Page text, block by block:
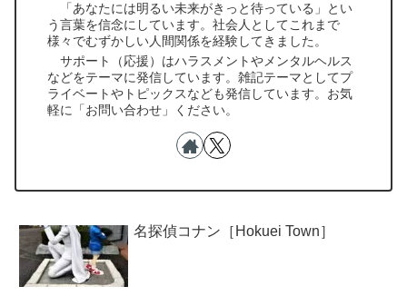
「あなたには明るい未来がきっと待っている」とい
う言葉を信念にしています。社会人としてこれまで
様々でむずかしい人間関係を経験してきました。
サポート（応援）はハラスメントやメンタルヘルス
などをテーマに発信しています。雑記テーマとしてプ
ライベートやトピックスなども発信しています。お気
軽に「お問い合わせ」ください。
名探偵コナン［Hokuei Town］